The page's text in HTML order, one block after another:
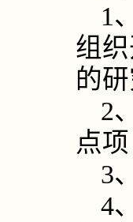
1
组
的
2
点
3
4